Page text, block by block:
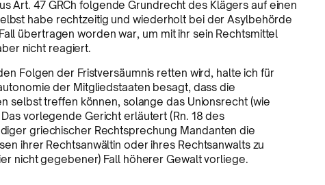
Art. 47 GRCh folgende Grundrecht des Klägers auf einen
habe rechtzeitig und wiederholt bei der Asylbehörde
übertragen worden war, um mit ihr sein Rechtsmittel
nicht reagiert.
Folgen der Fristversäumnis retten wird, halte ich für
der Mitgliedstaaten besagt, dass die
selbst treffen können, solange das Unionsrecht (wie
vorlegende Gericht erläutert (Rn. 18 des
griechischer Rechtsprechung Mandanten die
ihrer Rechtsanwältin oder ihres Rechtsanwalts zu
nicht gegebener) Fall höherer Gewalt vorliege.